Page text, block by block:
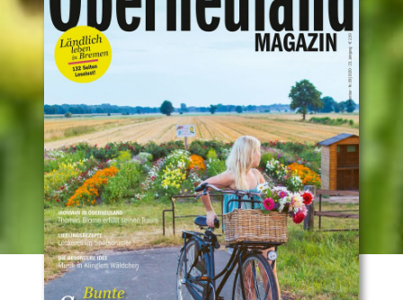
OBERNEULAND
MAGAZIN
09/2020
Nach
unten
scrollen